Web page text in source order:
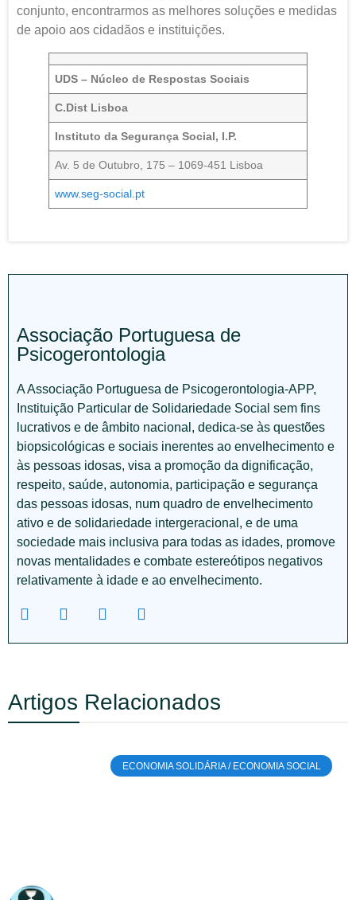
conjunto, encontrarmos as melhores soluções e medidas
de apoio aos cidadãos e instituições.
UDS – Núcleo de Respostas Sociais
C.Dist Lisboa
Instituto da Segurança Social, I.P.
Av. 5 de Outubro, 175 – 1069-451 Lisboa
www.seg-social.pt
Associação Portuguesa de
Psicogerontologia
A Associação Portuguesa de Psicogerontologia-APP,
Instituição Particular de Solidariedade Social sem fins
lucrativos e de âmbito nacional, dedica-se às questões
biopsicológicas e sociais inerentes ao envelhecimento e
às pessoas idosas, visa a promoção da dignificação,
respeito, saúde, autonomia, participação e segurança
das pessoas idosas, num quadro de envelhecimento
ativo e de solidariedade intergeracional, e de uma
sociedade mais inclusiva para todas as idades, promove
novas mentalidades e combate estereótipos negativos
relativamente à idade e ao envelhecimento.
Artigos Relacionados
ECONOMIA SOLIDÁRIA / ECONOMIA SOCIAL